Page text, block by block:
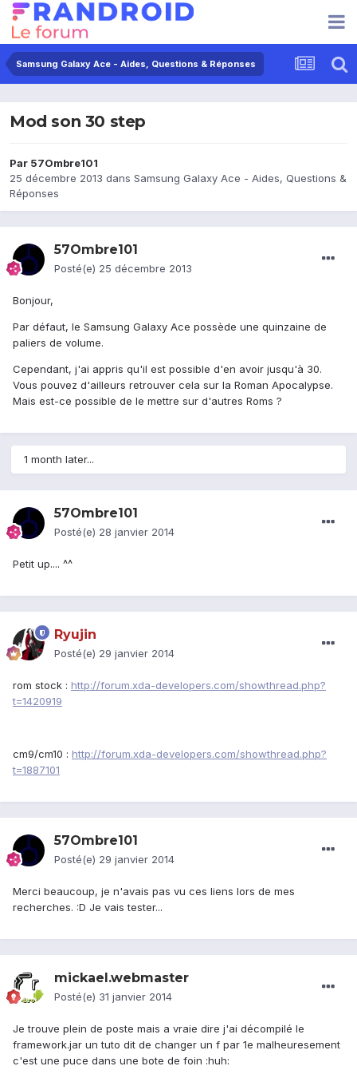
Samsung Galaxy Ace - Aides, Questions & Réponses
Mod son 30 step
Par 57Ombre101
25 décembre 2013 dans Samsung Galaxy Ace - Aides, Questions &
Réponses
57Ombre101
Posté(e) 25 décembre 2013
Bonjour,
Par défaut, le Samsung Galaxy Ace possède une quinzaine de
paliers de volume.
Cependant, j'ai appris qu'il est possible d'en avoir jusqu'à 30.
Vous pouvez d'ailleurs retrouver cela sur la Roman Apocalypse.
Mais est-ce possible de le mettre sur d'autres Roms ?
1 month later...
57Ombre101
Posté(e) 28 janvier 2014
Petit up.... ^^
Ryujin
Posté(e) 29 janvier 2014
rom stock : http://forum.xda-developers.com/showthread.php?
t=1420919
cm9/cm10 : http://forum.xda-developers.com/showthread.php?
t=1887101
57Ombre101
Posté(e) 29 janvier 2014
Merci beaucoup, je n'avais pas vu ces liens lors de mes
recherches. :D Je vais tester...
mickael.webmaster
Posté(e) 31 janvier 2014
Je trouve plein de poste mais a vraie dire j'ai décompilé le
framework.jar un tuto dit de changer un f par 1e malheuresement
c'est une puce dans une bote de foin :huh: